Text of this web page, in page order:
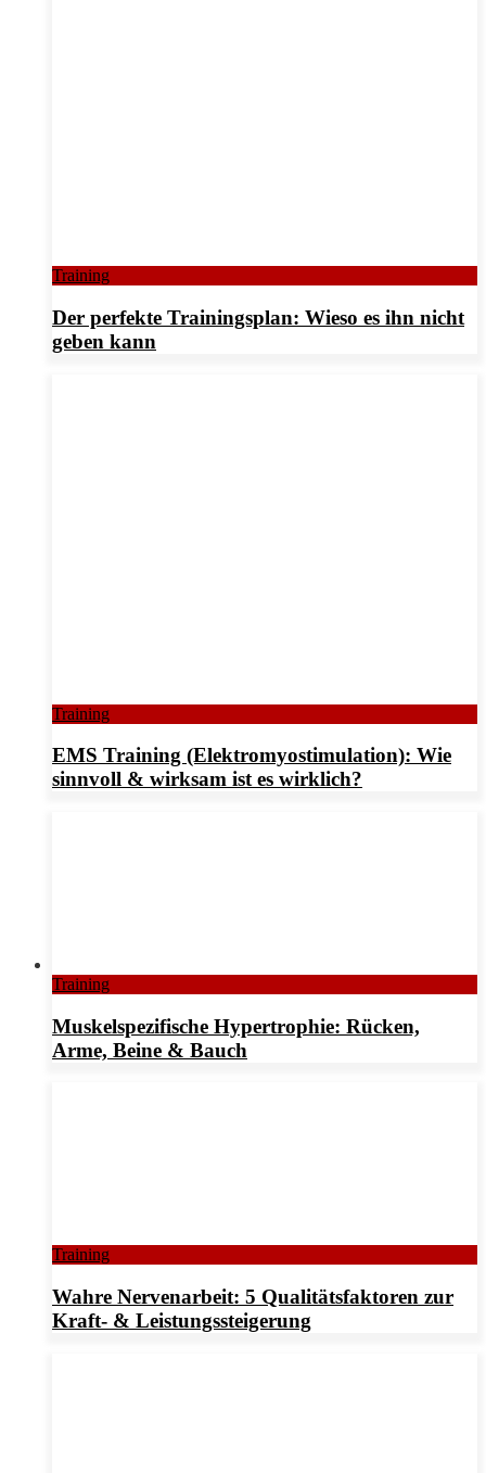
Training
Der perfekte Trainingsplan: Wieso es ihn nicht
geben kann
Training
EMS Training (Elektromyostimulation): Wie
sinnvoll & wirksam ist es wirklich?
Training
Muskelspezifische Hypertrophie: Rücken,
Arme, Beine & Bauch
Training
Wahre Nervenarbeit: 5 Qualitätsfaktoren zur
Kraft- & Leistungssteigerung